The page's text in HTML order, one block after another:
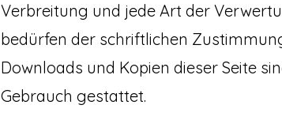
Verbreitung und jede Art der
bedürfen der schriftlichen
Downloads und Kopien dieser Seite
Gebrauch gestattet.